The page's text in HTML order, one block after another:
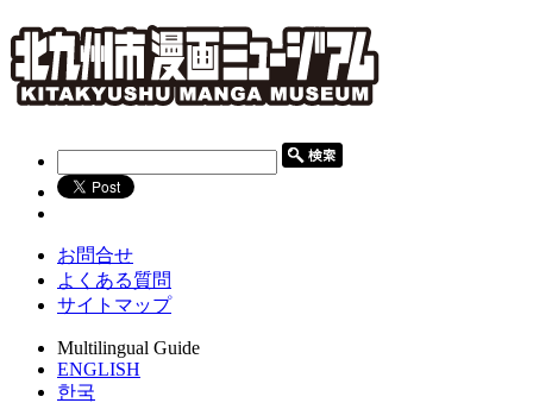
お問合せ
よくある質問
サイトマップ
Multilingual Guide
ENGLISH
한국